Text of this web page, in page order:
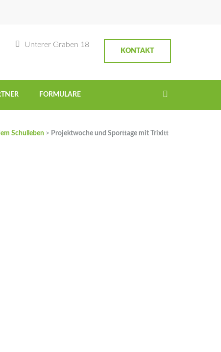
KONTAKT
Unterer Graben 18
FORMULARE
Schulleben > Projektwoche und Sporttage mit Trixitt